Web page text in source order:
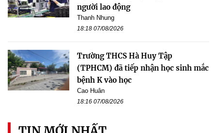
người lao động
Thanh Nhung
18:18 07/08/2026
Trường THCS Hà Huy Tập
(TPHCM) đã tiếp nhận học sinh mắc
bệnh K vào học
Cao Huân
18:16 07/08/2026